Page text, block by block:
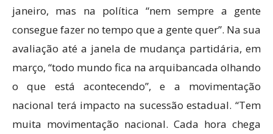
janeiro, mas na política “nem sempre a gente
consegue fazer no tempo que a gente quer”. Na sua
avaliação até a janela de mudança partidária, em
março, “todo mundo fica na arquibancada olhando
o que está acontecendo”, e a movimentação
nacional terá impacto na sucessão estadual. “Tem
muita movimentação nacional. Cada hora chega